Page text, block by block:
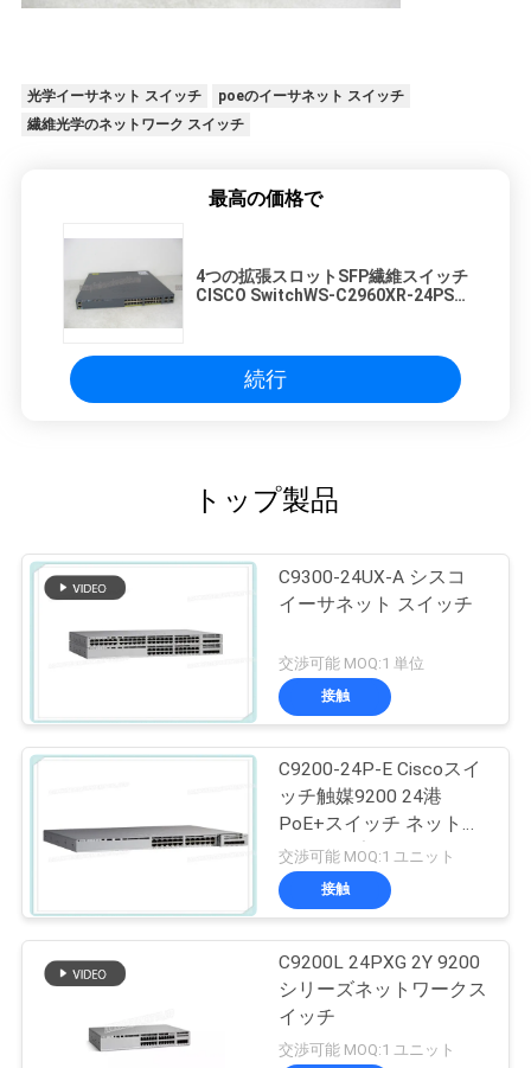
光学イーサネット スイッチ
poeのイーサネット スイッチ
繊維光学のネットワーク スイッチ
最高の価格で
4つの拡張スロットSFP繊維スイッチ
CISCO SwitchWS-C2960XR-24PS-I
続行
トップ製品
C9300-24UX-A シスコ
イーサネット スイッチ
交渉可能 MOQ:1 単位
接触
C9200-24P-E Ciscoスイ
ッチ触媒9200 24港
PoE+スイッチ ネットワ
ークの要素
交渉可能 MOQ:1 ユニット
接触
C9200L 24PXG 2Y 9200
シリーズネットワークス
イッチ
交渉可能 MOQ:1 ユニット